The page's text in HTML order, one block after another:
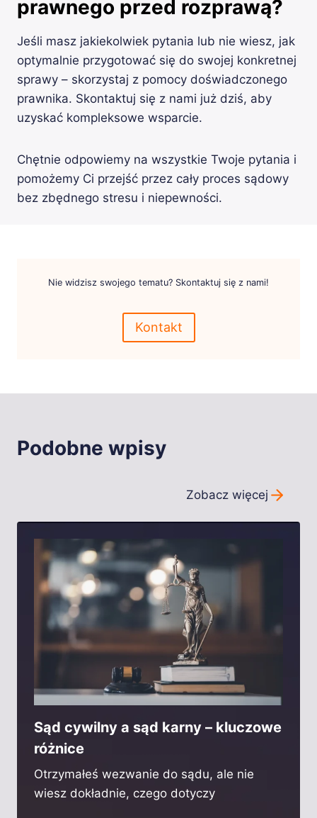
prawnego przed rozprawą?
Jeśli masz jakiekolwiek pytania lub nie wiesz, jak
optymalnie przygotować się do swojej konkretnej
sprawy – skorzystaj z pomocy doświadczonego
prawnika. Skontaktuj się z nami już dziś, aby
uzyskać kompleksowe wsparcie.
Chętnie odpowiemy na wszystkie Twoje pytania i
pomożemy Ci przejść przez cały proces sądowy
bez zbędnego stresu i niepewności.
Nie widzisz swojego tematu? Skontaktuj się z nami!
Kontakt
Podobne wpisy
Zobacz więcej
Sąd cywilny a sąd karny – kluczowe
różnice
Otrzymałeś wezwanie do sądu, ale nie
wiesz dokładnie, czego dotyczy